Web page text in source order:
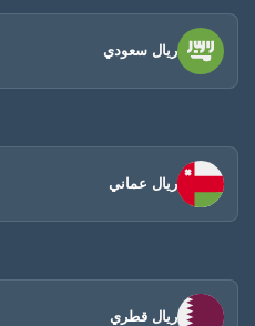
ريال سعودي
ريال عماني
ريال قطري